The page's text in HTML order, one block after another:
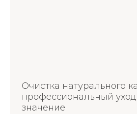
Очистка натурального
профессиональный
значение